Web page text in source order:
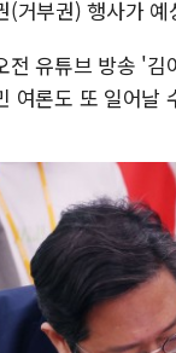
(거부권) 행사가
전 유튜브 방송 '
여론도 또 일어날